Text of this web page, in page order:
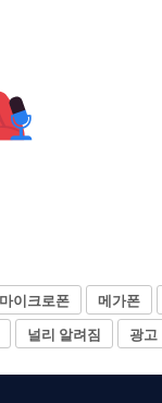
마이크로폰 메가폰
널리 알려짐 광고